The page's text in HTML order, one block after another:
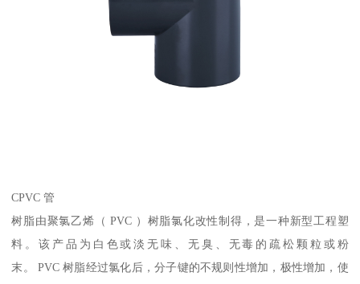
CPVC 管
树脂由聚氯乙烯（ PVC ）树脂氯化改性制得，是一种新型工程塑
料。该产品为白色或淡无味、无臭、无毒的疏松颗粒或粉
末。 PVC 树脂经过氯化后，分子键的不规则性增加，极性增加，使